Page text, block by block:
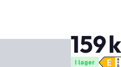
159
I lager